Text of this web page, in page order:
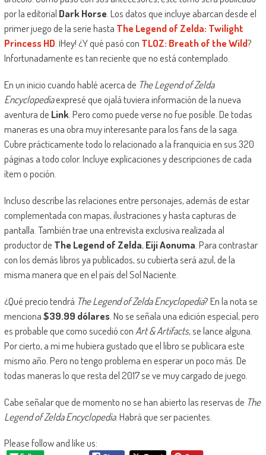
por la editorial Dark Horse. Los datos que incluye abarcan desde el
primer juego de la serie hasta The Legend of Zelda: Twilight
Princess HD . ¡Hey! ¿Y qué pasó con TLOZ: Breath of the Wild?
Infortunadamente es tan reciente que no está contemplado.
En un inicio cuando hablé acerca de The Legend of Zelda
Encyclopediaexpresé que ojalá tuviera información de la nueva
aventura de Link. Pero como puede verse no fue posible. De todas
maneras es una obra muy interesante para los fans de la saga.
Cubre prácticamente todo lo relacionado a la franquicia en sus 320
páginas a todo color. Incluye explicaciones y descripciones de cada
ítem o poción.
Incluso describe las relaciones entre personajes, además de estar
complementada con mapas, ilustraciones y hasta capturas de
pantalla. También trae una entrevista exclusiva realizada al
productor de The Legend of Zelda, Eiji Aonuma . Para contrastar
con los demás libros ya publicados, su cubierta será azul, de la
misma manera que en el país del Sol Naciente.
¿Qué precio tendrá The Legend of Zelda Encyclopedia? En la nota se
menciona$39.99 dólares. No se señala una edición especial, pero
es probable que como sucedió con Art & Artifacts, se lance alguna.
Por cierto, a mí me hubiera gustado que el libro se publicara este
mismo año. Pero no tengo problema en esperar un poco más. De
todas maneras lo que resta del 2017 se ve muy cargado de juego.
Cabe señalar que de momento no se han abierto las reservas de The
Legend of Zelda Encyclopedia. Habrá que ser pacientes.
Please follow and like us: